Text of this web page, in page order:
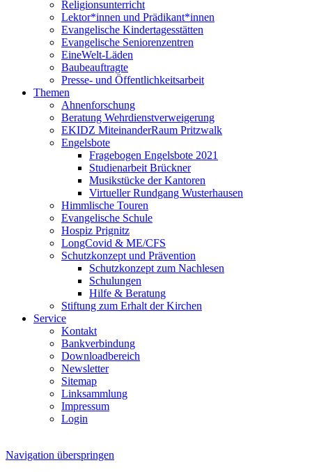
Religionsunterricht
Lektor*innen und Prädikant*innen
Evangelische Kindertagesstätten
Evangelische Seniorenzentren
EineWelt-Läden
Baubeauftragte
Presse- und Öffentlichkeitsarbeit
Themen
Ahnenforschung
Beratung Wehrdienstverweigerung
EKIDZ MiteinanderRaum Pritzwalk
Engelsbote
Fragebogen Engelsbote 2021
Studienarbeit Brückner
Musikstücke der Kantoren
Virtueller Rundgang Wusterhausen
Himmlische Touren
Evangelische Schule
Hospiz Prignitz
LongCovid & ME/CFS
Schutzkonzept und Prävention
Schutzkonzept zum Nachlesen
Schulungen
Hilfe & Beratung
Stiftung zum Erhalt der Kirchen
Service
Kontakt
Bankverbindung
Downloadbereich
Newsletter
Sitemap
Linksammlung
Impressum
Login
Navigation überspringen